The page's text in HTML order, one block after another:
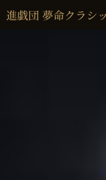
進戯団 夢命クラシ